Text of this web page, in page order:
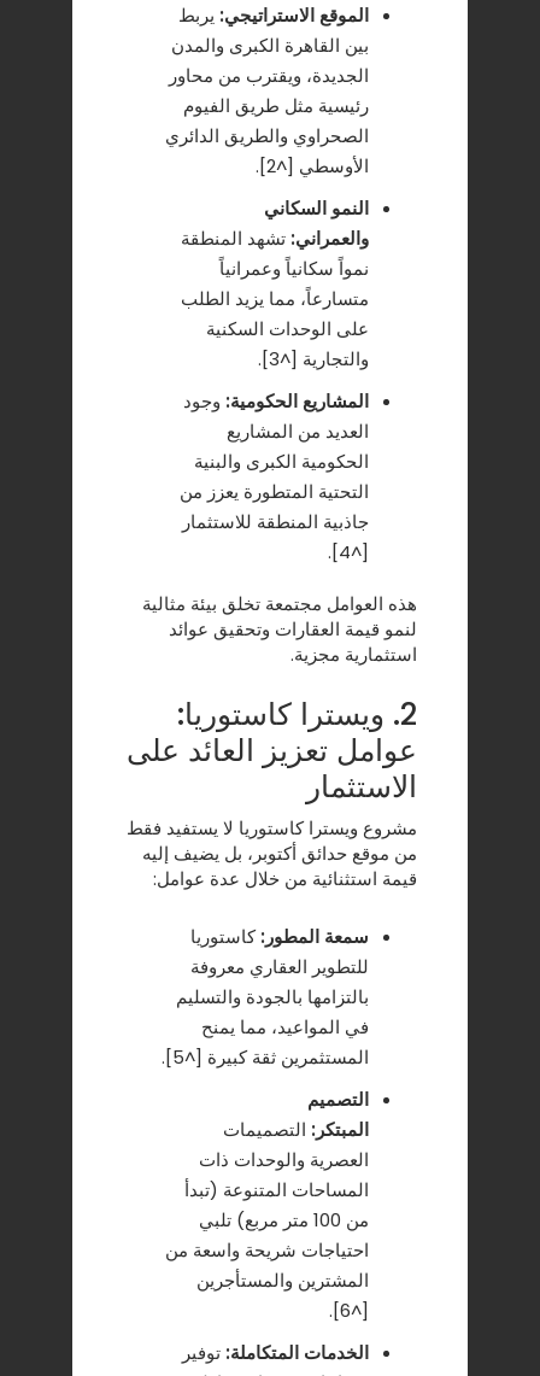
الموقع الاستراتيجي: يربط
بين القاهرة الكبرى والمدن
الجديدة، ويقترب من محاور
رئيسية مثل طريق الفيوم
الصحراوي والطريق الدائري
الأوسطي [^2].
النمو السكاني
والعمراني: تشهد المنطقة
نمواً سكانياً وعمرانياً
متسارعاً، مما يزيد الطلب
على الوحدات السكنية
والتجارية [^3].
المشاريع الحكومية: وجود
العديد من المشاريع
الحكومية الكبرى والبنية
التحتية المتطورة يعزز من
جاذبية المنطقة للاستثمار
[^4].
هذه العوامل مجتمعة تخلق بيئة مثالية
لنمو قيمة العقارات وتحقيق عوائد
استثمارية مجزية.
2. ويسترا كاستوريا:
عوامل تعزيز العائد على
الاستثمار
مشروع ويسترا كاستوريا لا يستفيد فقط
من موقع حدائق أكتوبر، بل يضيف إليه
قيمة استثنائية من خلال عدة عوامل:
سمعة المطور: كاستوريا
للتطوير العقاري معروفة
بالتزامها بالجودة والتسليم
في المواعيد، مما يمنح
المستثمرين ثقة كبيرة [^5].
التصميم
المبتكر: التصميمات
العصرية والوحدات ذات
المساحات المتنوعة (تبدأ
من 100 متر مربع) تلبي
احتياجات شريحة واسعة من
المشترين والمستأجرين
[^6].
الخدمات المتكاملة: توفير